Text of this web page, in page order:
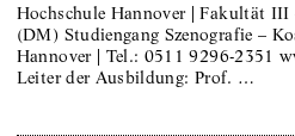
Hochschule Hannover | Fakultät
(DM) Studiengang Szenografie –
Hannover | Tel.: 0511 9296-2351
Leiter der Ausbildung: Prof. …